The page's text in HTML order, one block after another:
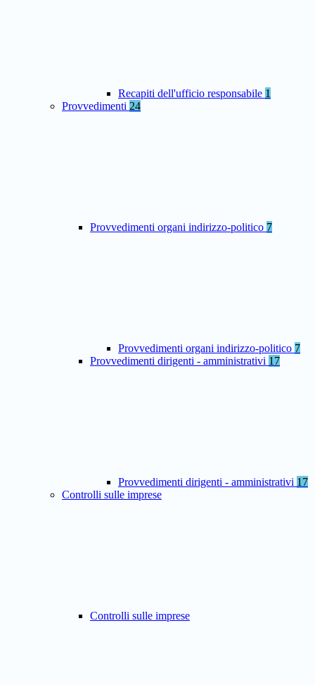
Recapiti dell'ufficio responsabile 1
Provvedimenti 24
Provvedimenti organi indirizzo-politico 7
Provvedimenti organi indirizzo-politico 7
Provvedimenti dirigenti - amministrativi 17
Provvedimenti dirigenti - amministrativi 17
Controlli sulle imprese
Controlli sulle imprese